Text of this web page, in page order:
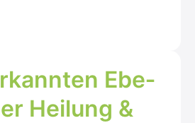
Ebe­
Hei­lung &